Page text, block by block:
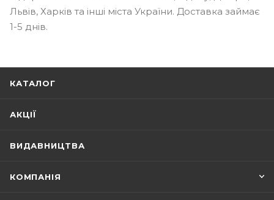
Львів, Харків та інші міста України. Доставка займає
1-5 днів.
КАТАЛОГ
АКЦІЇ
ВИДАВНИЦТВА
КОМПАНІЯ